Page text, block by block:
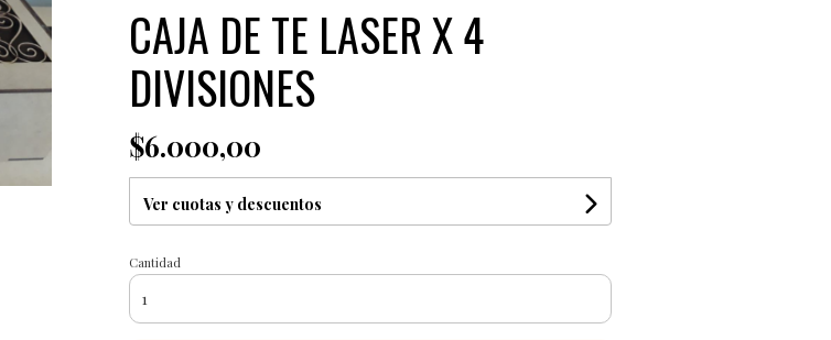
CAJA DE TE LASER X 4
DIVISIONES
$6.000,00
Ver cuotas y descuentos
Cantidad